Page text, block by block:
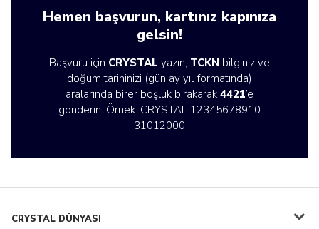
Hemen başvurun, kartınız kapınıza
gelsin!
Başvuru için CRYSTAL yazın, TCKN bilginiz ve
doğum tarihinizi (gün ay yıl formatında)
aralarında birer boşluk bırakarak 4421’e
gönderin. Örnek: CRYSTAL 12345678910
31012000
CRYSTAL DÜNYASI